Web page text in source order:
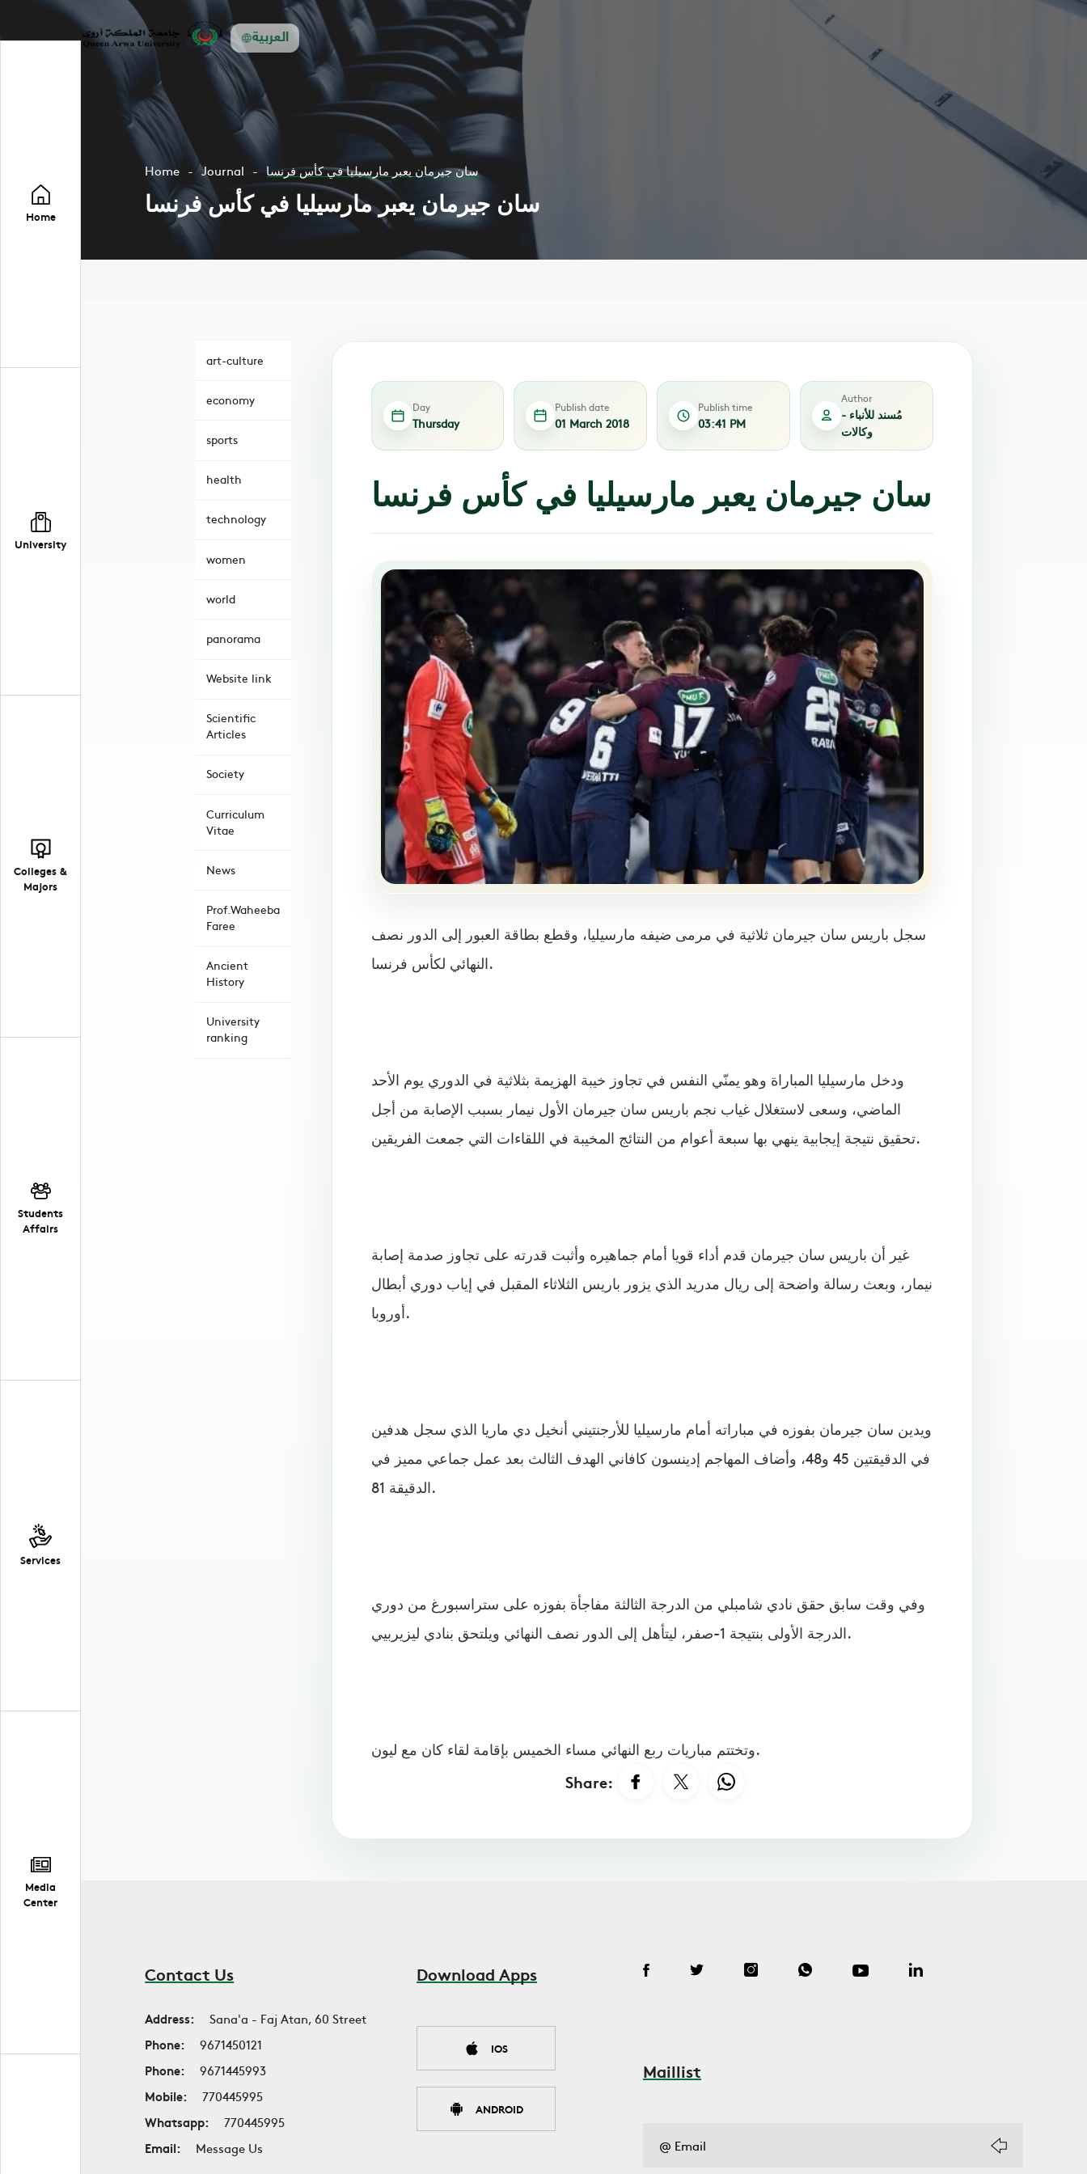
العربية
Home
University
Colleges &
Majors
Students
Affairs
Services
Media
Center
Home Journal سان جيرمان يعبر مارسيليا في كأس فرنسا
سان جيرمان يعبر مارسيليا في كأس فرنسا
art-culture
economy
sports
health
technology
women
world
panorama
Website link
Scientific
Articles
Society
Curriculum
Vitae
News
Prof.Waheeba
Faree
Ancient
History
University
ranking
Day
Thursday
Publish date
01 March 2018
Publish time
03:41 PM
Author
مُسند للأنباء -
وكالات
سان جيرمان يعبر مارسيليا في كأس فرنسا
سجل باريس سان جيرمان ثلاثية في مرمى ضيفه مارسيليا، وقطع بطاقة العبور إلى الدور نصف
النهائي لكأس فرنسا.
ودخل مارسيليا المباراة وهو يمنّي النفس في تجاوز خيبة الهزيمة بثلاثية في الدوري يوم الأحد
الماضي، وسعى لاستغلال غياب نجم باريس سان جيرمان الأول نيمار بسبب الإصابة من أجل
تحقيق نتيجة إيجابية ينهي بها سبعة أعوام من النتائج المخيبة في اللقاءات التي جمعت الفريقين.
غير أن باريس سان جيرمان قدم أداء قويا أمام جماهيره وأثبت قدرته على تجاوز صدمة إصابة
نيمار، وبعث رسالة واضحة إلى ريال مدريد الذي يزور باريس الثلاثاء المقبل في إياب دوري أبطال
أوروبا.
ويدين سان جيرمان بفوزه في مباراته أمام مارسيليا للأرجنتيني أنخيل دي ماريا الذي سجل هدفين
في الدقيقتين 45 و48، وأضاف المهاجم إدينسون كافاني الهدف الثالث بعد عمل جماعي مميز في
الدقيقة 81.
وفي وقت سابق حقق نادي شامبلي من الدرجة الثالثة مفاجأة بفوزه على ستراسبورغ من دوري
الدرجة الأولى بنتيجة 1-صفر، ليتأهل إلى الدور نصف النهائي ويلتحق بنادي ليزيربيي.
وتختتم مباريات ربع النهائي مساء الخميس بإقامة لقاء كان مع ليون.
Share:
Contact Us
Address:
Sana'a - Faj Atan, 60 Street
Phone:
9671450121
Phone:
9671445993
Mobile:
770445995
Whatsapp:
770445995
Email:
Message Us
Download Apps
IOS
ANDROID
Maillist